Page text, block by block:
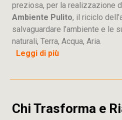
preziosa, per la realizzazione
Ambiente Pulito, il riciclo
salvaguardare l’ambiente e le
naturali, Terra, Acqua, Aria.
Leggi di più
Chi Trasforma e